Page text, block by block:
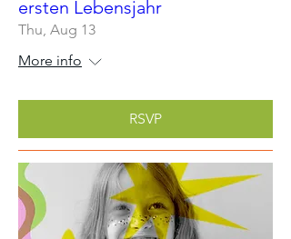
ersten Lebensjahr
Thu, Aug 13
More info
RSVP